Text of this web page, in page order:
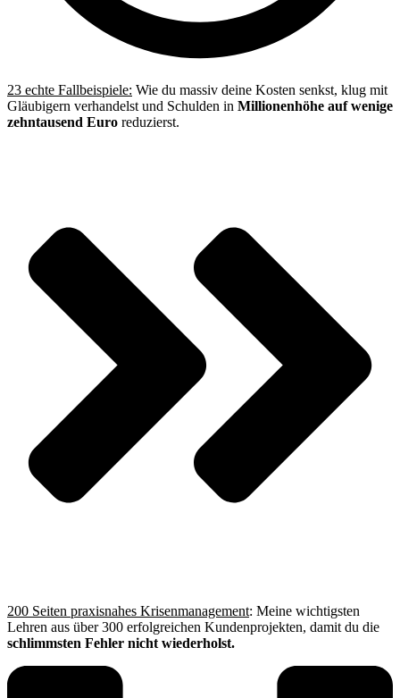
23 echte Fallbeispiele: Wie du massiv deine Kosten senkst, klug mit
Gläubigern verhandelst und Schulden in Millionenhöhe auf wenige
zehntausend Euro reduzierst.
200 Seiten praxisnahes Krisenmanagement: Meine wichtigsten
Lehren aus über 300 erfolgreichen Kundenprojekten, damit du die
schlimmsten Fehler nicht wiederholst.